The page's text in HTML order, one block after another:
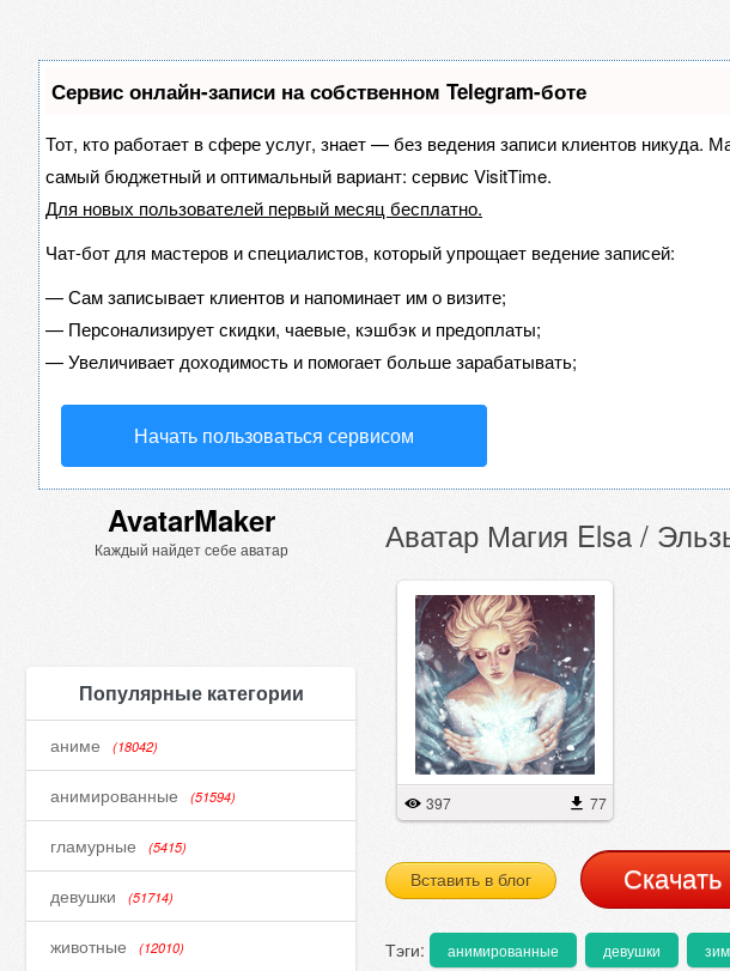
Сервис онлайн-записи на собственном Telegram-боте
Тот, кто работает в сфере услуг, знает — без ведения записи клиентов никуда.
самый бюджетный и оптимальный вариант: сервис VisitTime.
Для новых пользователей первый месяц бесплатно.
Чат-бот для мастеров и специалистов, который упрощает ведение записей:
—Сам записывает клиентов и напоминает им о визите;
— Персонализирует скидки, чаевые, кэшбэк и предоплаты;
—Увеличивает доходимость и помогает больше зарабатывать;
Начать пользоваться сервисом
AvatarMaker
Каждый найдет себе аватар
Популярные категории
аниме (18042)
анимированные (51594)
гламурные (5415)
девушки (51714)
животные (12010)
Аватар Магия Elsa /
397 77
Вставить в блог Cкачать
Тэги: анимированные девушки